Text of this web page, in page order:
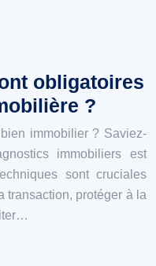
obligatoires
?
immobilier ? Saviez-
immobiliers est
sont cruciales
transaction, protéger à la